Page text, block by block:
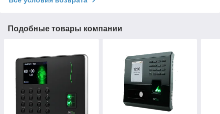
Подобные товары компании